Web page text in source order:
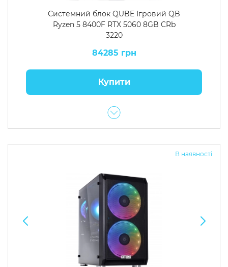
Системний блок QUBE Ігровий QB
Ryzen 5 8400F RTX 5060 8GB CRb
3220
84285 грн
Купити
В наявності